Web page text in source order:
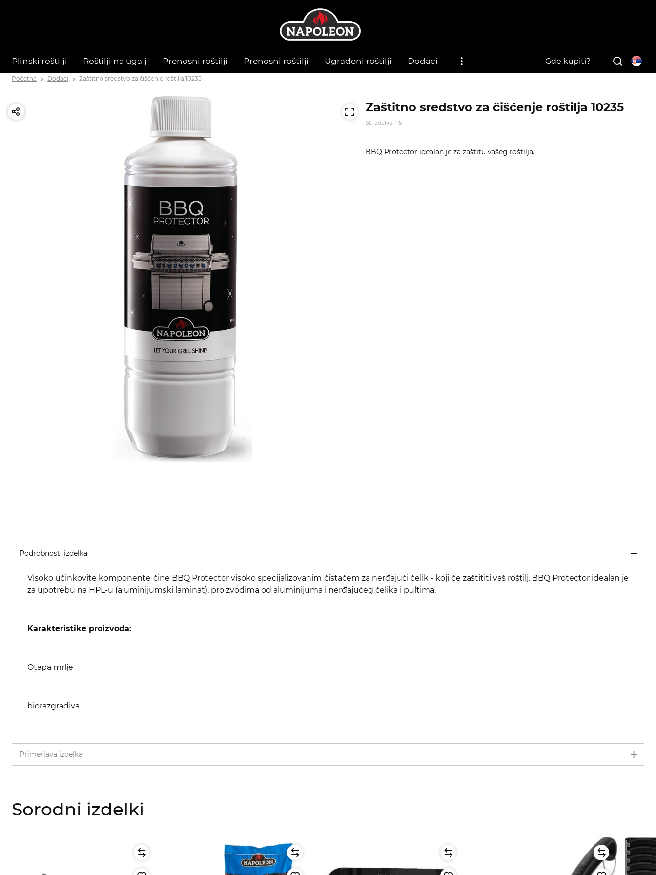
Plinski roštilji Roštilji na ugalj Prenosni roštilji Prenosni roštilji Ugrađeni roštilji Dodaci Gde kupiti?
Početna Dodaci Zaštitno sredstvo za čišćenje roštilja 10235
Zaštitno sredstvo za čišćenje roštilja 10235
Št. izdelka: 115
BBQ Protector idealan je za zaštitu vašeg roštilja.
Podrobnosti izdelka
Visoko učinkovite komponente čine BBQ Protector visoko specijalizovanim čistačem za nerđajući čelik - koji će zaštititi vaš roštilj. BBQ Protector idealan je
za upotrebu na HPL-u (aluminijumski laminat), proizvodima od aluminijuma i nerđajućeg čelika i pultima.
Karakteristike proizvoda:
Otapa mrlje
biorazgradiva
Primerjava izdelka
Sorodni izdelki